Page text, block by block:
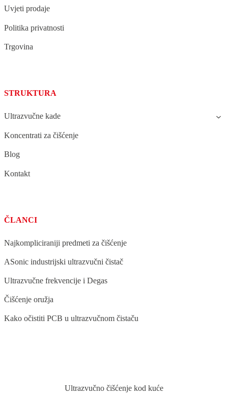
Uvjeti prodaje
Politika privatnosti
Trgovina
STRUKTURA
Ultrazvučne kade
Koncentrati za čišćenje
Blog
Kontakt
ČLANCI
Najkompliciraniji predmeti za čišćenje
ASonic industrijski ultrazvučni čistač
Ultrazvučne frekvencije i Degas
Čišćenje oružja
Kako očistiti PCB u ultrazvučnom čistaču
Ultrazvučno čišćenje kod kuće